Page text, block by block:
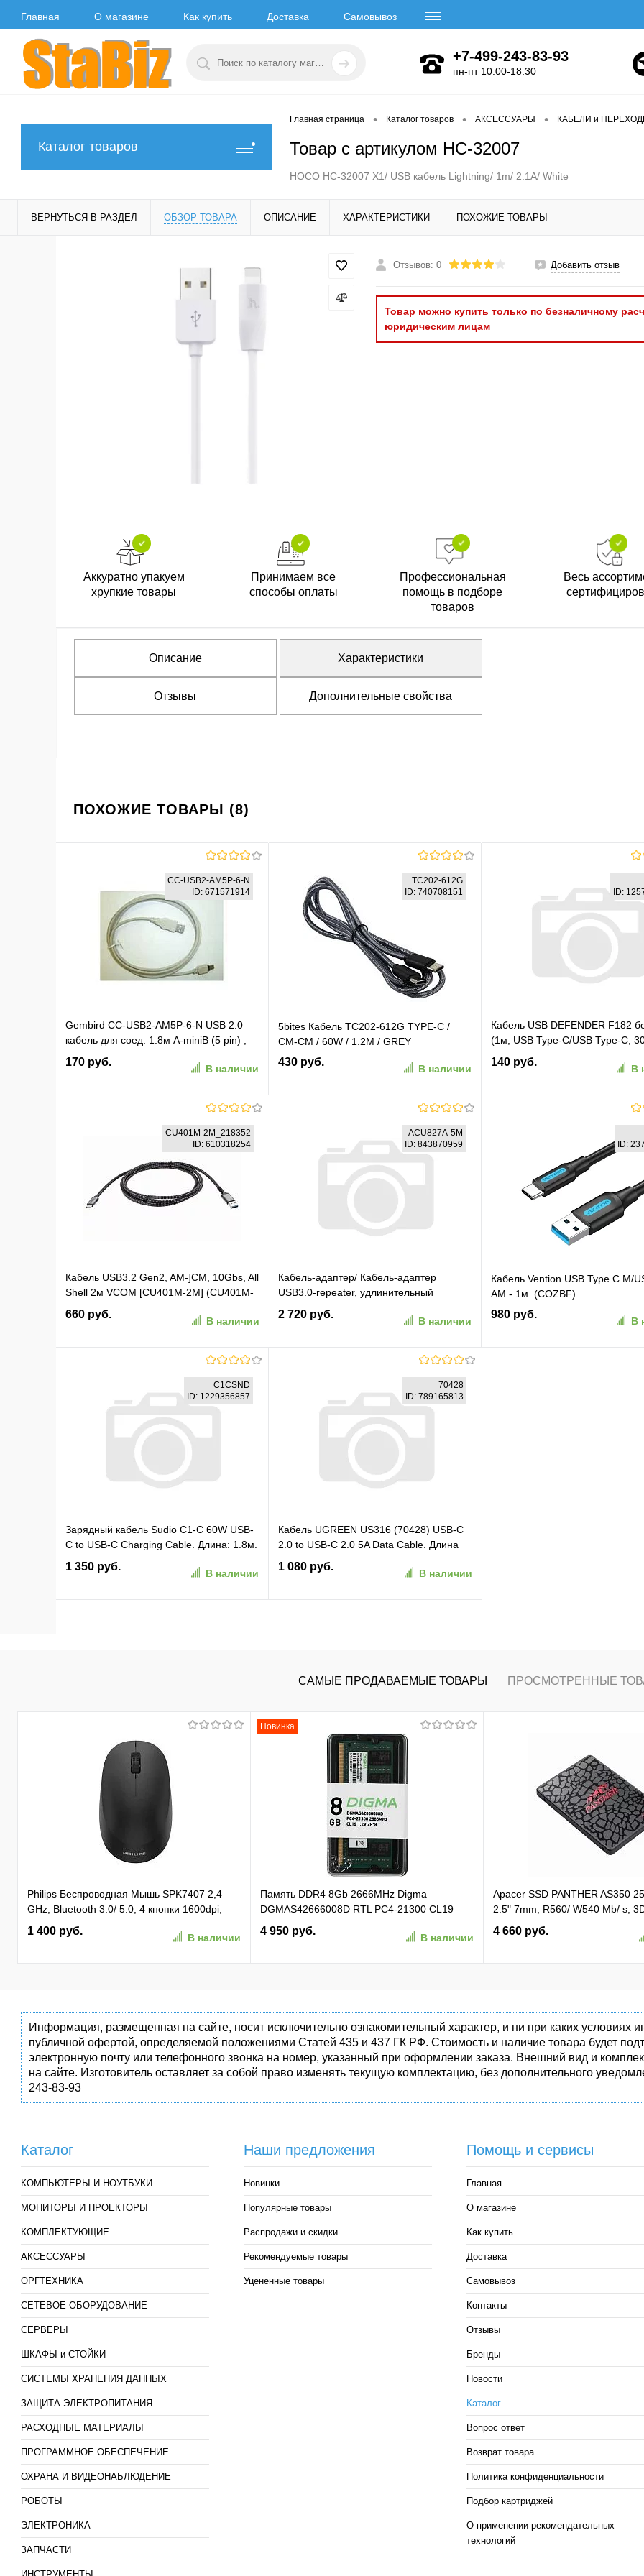
Главная О магазине Как купить Доставка Самовывоз
+7-499-243-83-93
пн-пт 10:00-18:30
Каталог товаров
Главная страница • Каталог товаров • АКСЕССУАРЫ • КАБЕЛИ и
Товар с артикулом HC-32007
HOCO HC-32007 X1/ USB кабель Lightning/ 1m/ 2.1A/ White
ВЕРНУТЬСЯ В РАЗДЕЛ ОБЗОР ТОВАРА ОПИСАНИЕ ХАРАКТЕРИСТИКИ ПОХОЖИЕ ТОВАРЫ
Отзывов: 0 Добавить отзыв
Товар можно купить только по безналичному
юридическим лицам
Аккуратно упакуем
хрупкие товары
Принимаем все
способы оплаты
Профессиональная
помощь в подборе
товаров
Весь
Описание Характеристики
Отзывы Дополнительные свойства
ПОХОЖИЕ ТОВАРЫ (8)
CC-USB2-AM5P-6-N
ID: 671571914
Gembird CC-USB2-AM5P-6-N USB 2.0
кабель для соед. 1.8м А-miniB (5 pin) ,
пакет
170 руб.
В наличии
В корзину
В избранное К сравнению
TC202-612G
ID: 740708151
5bites Кабель TC202-612G TYPE-C /
CM-CM / 60W / 1.2M / GREY
430 руб.
В наличии
В корзину
В избранное К сравнению
ID:
Кабель USB DEFENDER F182
(1м, USB Type-C/USB Type-C,
пакет) (87507)
140 руб.
В
В избранное К
CU401M-2M_218352
ID: 610318254
Кабель USB3.2 Gen2, AM-]CM, 10Gbs, All
Shell 2м VCOM [CU401M-2M] (CU401M-
2M_218352)
660 руб.
В наличии
В избранное К сравнению
ACU827A-5M
ID: 843870959
Кабель-адаптер/ Кабель-адаптер
USB3.0-repeater, удлинительный
активный [Am--]Af] 5м медь iOpen
[ACU827A-5M]
2 720 руб.
В наличии
В избранное К сравнению
ID:
Кабель Vention USB Type C M/
AM - 1м. (COZBF)
980 руб.
В
C1CSND
ID: 1229356857
Зарядный кабель Sudio C1-C 60W USB-
C to USB-C Charging Cable. Длина: 1.8м.
Цвет: песочный (C1CSND)
1 350 руб.
В наличии
70428
ID: 789165813
Кабель UGREEN US316 (70428) USB-C
2.0 to USB-C 2.0 5A Data Cable. Длина
1,5м. Цвет: черный
1 080 руб.
В наличии
В избранное К сравнению
САМЫЕ ПРОДАВАЕМЫЕ ТОВАРЫ ПРОСМОТРЕННЫЕ
Philips Беспроводная Мышь SPK7407 2,4
GHz, Bluetooth 3.0/ 5.0, 4 кнопки 1600dpi,
бесшумная Чёрный (SPK7407B/ 01)
(SPK7407B/01)
1 400 руб.
В наличии
Новинка
Память DDR4 8Gb 2666MHz Digma
DGMAS42666008D RTL PC4-21300 CL19
SO-DIMM 260-pin 1.2В dual rank Ret
4 950 руб.
В наличии
Apacer SSD PANTHER AS350
2.5" 7mm, R560/ W540 Mb/ s,
81K/ 74K, MTBF 1,5M, 180TBW,
(AP256GAS350-1)
4 660 руб.
Информация, размещенная на сайте, носит исключительно ознакомительный характер, и ни при каких
публичной офертой, определяемой положениями Статей 435 и 437 ГК РФ. Стоимость и наличие товара будет
электронную почту или телефонного звонка на номер, указанный при оформлении заказа. Внешний вид и
на сайте. Изготовитель оставляет за собой право изменять текущую комплектацию, без дополнительного
243-83-93
Каталог
КОМПЬЮТЕРЫ И НОУТБУКИ
МОНИТОРЫ И ПРОЕКТОРЫ
КОМПЛЕКТУЮЩИЕ
АКСЕССУАРЫ
ОРГТЕХНИКА
СЕТЕВОЕ ОБОРУДОВАНИЕ
СЕРВЕРЫ
ШКАФЫ и СТОЙКИ
СИСТЕМЫ ХРАНЕНИЯ ДАННЫХ
ЗАЩИТА ЭЛЕКТРОПИТАНИЯ
РАСХОДНЫЕ МАТЕРИАЛЫ
ПРОГРАММНОЕ ОБЕСПЕЧЕНИЕ
ОХРАНА И ВИДЕОНАБЛЮДЕНИЕ
РОБОТЫ
ЭЛЕКТРОНИКА
ЗАПЧАСТИ
Наши предложения
Новинки
Популярные товары
Распродажи и скидки
Рекомендуемые товары
Уцененные товары
Помощь и сервисы
Главная
О магазине
Как купить
Доставка
Самовывоз
Контакты
Отзывы
Бренды
Новости
Каталог
Вопрос ответ
Возврат товара
Политика конфиденциальности
Подбор картриджей
О применении рекомендательных
технологий